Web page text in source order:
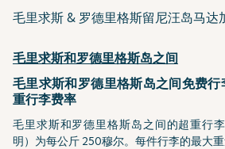
毛里求斯 & 罗德里格斯留尼汪岛马达
毛里求斯和罗德里格斯岛之间
毛里求斯和罗德里格斯岛之间免费行
重行李费率
毛里求斯和罗德里格斯岛之间的超重行
明）为每公斤 250穆尔。每件行李的最大重